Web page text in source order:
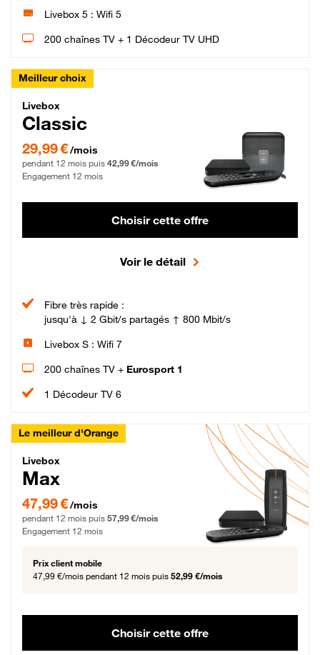
Livebox 5 : Wifi 5
200 chaînes TV + 1 Décodeur TV UHD
Meilleur choix
Livebox Classic Fibre
Livebox
Classic
29,99 € par mois pendant 12 mois puis 42,99 € par mois, Engagement 12 mois
29,99 €/mois
pendant 12 mois puis 42,99 €/mois
Engagement 12 mois
Choisir cette offre
Voir le détail
Fibre très rapide :
jusqu'à ↓ 2 Gbit/s partagés ↑ 800 Mbit/s
Livebox S : Wifi 7
200 chaînes TV + Eurosport 1
1 Décodeur TV 6
Le meilleur d'Orange
Livebox Max Fibre
Livebox
Max
47,99 € par mois pendant 12 mois puis 57,99 € par mois, Engagement 12 mois
47,99 €/mois
pendant 12 mois puis 57,99 €/mois
Engagement 12 mois
Prix client mobile
47,99 €/mois pendant 12 mois puis 52,99 €/mois
Choisir cette offre